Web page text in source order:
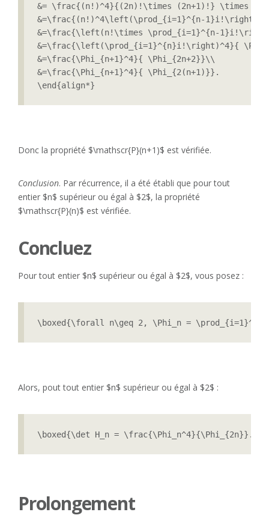
&= \frac{(n!)^4}{(2n)!\times (2n+1)!} \times
&=\frac{(n!)^4\left(\prod_{i=1}^{n-
&=\frac{\left(n!\times \prod_{i=1}^{n-
&=\frac{\left(\prod_{i=1}^{n}i!\right)^4}{
&=\frac{\Phi_{n+1}^4}{ \Phi_{2n+2}}\\
&=\frac{\Phi_{n+1}^4}{ \Phi_{2(n+1)}}.
\end{align*}
Donc la propriété $\mathscr{P}(n+1)$ est vérifiée.
Conclusion. Par récurrence, il a été établi que pour tout
entier $n$ supérieur ou égal à $2$, la propriété
$\mathscr{P}(n)$ est vérifiée.
Concluez
Pour tout entier $n$ supérieur ou égal à $2$, vous posez :
\boxed{\forall n\geq 2, \Phi_n =
Alors, pout tout entier $n$ supérieur ou égal à $2$ :
\boxed{\det H_n = \frac{\Phi_n^4}{\Phi_{2n}}.}
Prolongement